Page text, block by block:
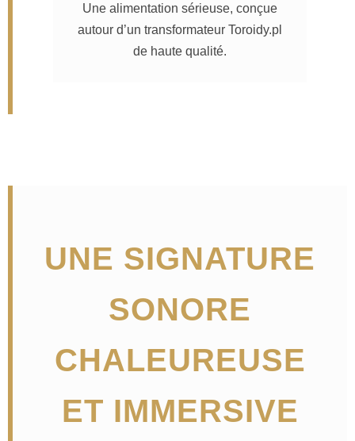
Une alimentation sérieuse, conçue
autour d’un transformateur Toroidy.pl
de haute qualité.
UNE SIGNATURE
SONORE
CHALEUREUSE
ET IMMERSIVE